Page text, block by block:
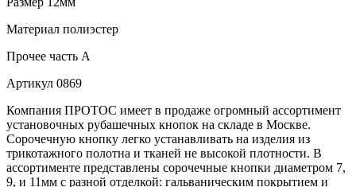
Материал полиэстер
Прочее часть A
Артикул 0869
Компания ПРОТОС имеет в продаже огромный ассортимент
установочных рубашечных кнопок на складе в Москве.
Сорочечную кнопку легко устанавливать на изделия из
трикотажного полотна и тканей не высокой плотности. В
ассортименте представлены сорочечные кнопки диаметром 7,
9, и 11мм с разной отделкой: гальваническим покрытием и